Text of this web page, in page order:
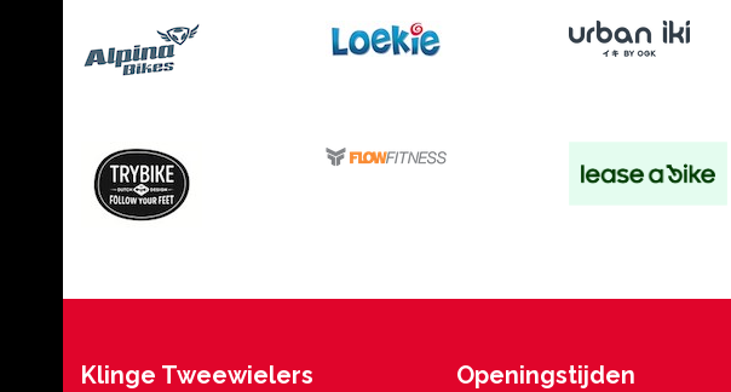
Klinge Tweewielers Openingstijden